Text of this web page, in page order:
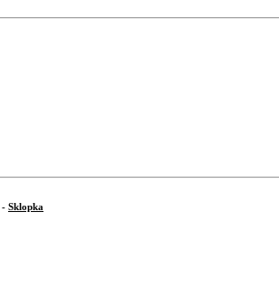
- Sklopka